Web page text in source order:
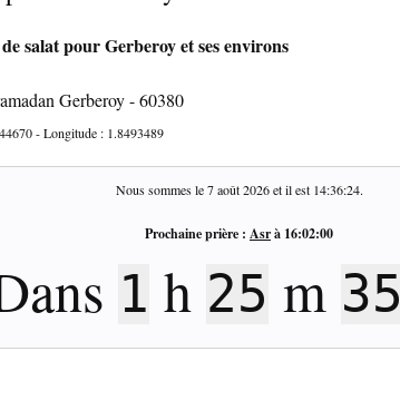
salat pour Gerberoy et ses environs
Gerberoy - 60380
- Longitude : 1.8493489
Nous sommes le7 août 2026et il est 14:36:25.
Prochaine prière : Asrà 16:02:00
1 h 25 m 34